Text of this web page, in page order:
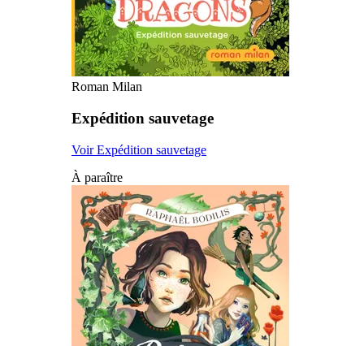
Roman Milan
Expédition sauvetage
Voir Expédition sauvetage
À paraître